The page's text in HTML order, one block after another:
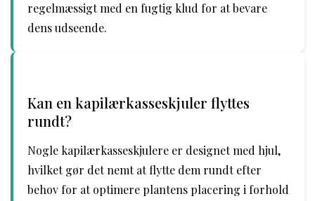
regelmæssigt med en fugtig klud for at bevare
dens udseende.
Kan en kapilærkasseskjuler flyttes
rundt?
Nogle kapilærkasseskjulere er designet med hjul,
hvilket gør det nemt at flytte dem rundt efter
behov for at optimere plantens placering i forhold